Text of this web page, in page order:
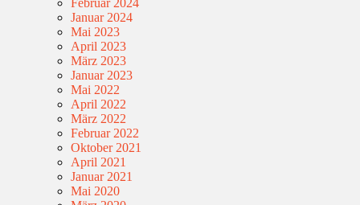
Februar 2024
Januar 2024
Mai 2023
April 2023
März 2023
Januar 2023
Mai 2022
April 2022
März 2022
Februar 2022
Oktober 2021
April 2021
Januar 2021
Mai 2020